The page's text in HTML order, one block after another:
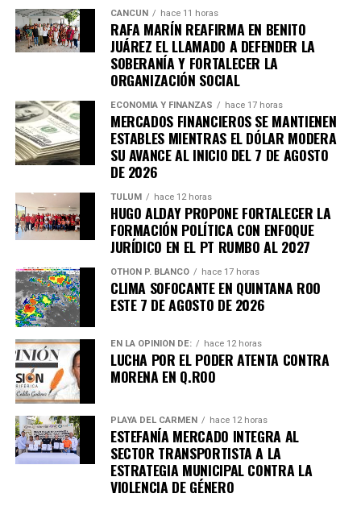
Protección Civil, Irma Ávila Méndez, indicó que el
documento cumple con la Ley General de Protección Civil
y se alinea al Atlas Nacional de Riesgos, fortaleciendo la
planeación territorial y la capacidad de respuesta ante
emergencias.
Especialistas detallaron que el Atlas integra cartografía
municipal, banco de datos para manejo de desastres,
sistemas de información geográfica, simulación en tiempo
real y herramientas de referencia para emergencias. En el
evento participaron autoridades municipales,
representantes institucionales y sociedad civil.
Fuente: 5to Poder Agencia de Noticias
CANCÚN hace 11 horas
RAFA MARÍN REAFIRMA EN BENITO
JUÁREZ EL LLAMADO A DEFENDER LA
SOBERANÍA Y FORTALECER LA
ORGANIZACIÓN SOCIAL
ECONOMÍA Y FINANZAS hace 17 horas
MERCADOS FINANCIEROS SE MANTIENEN
ESTABLES MIENTRAS EL DÓLAR MODERA
SU AVANCE AL INICIO DEL 7 DE AGOSTO
DE 2026
TULUM hace 12 horas
HUGO ALDAY PROPONE FORTALECER LA
FORMACIÓN POLÍTICA CON ENFOQUE
JURÍDICO EN EL PT RUMBO AL 2027
OTHON P. BLANCO hace 17 horas
CLIMA SOFOCANTE EN QUINTANA ROO
ESTE 7 DE AGOSTO DE 2026
EN LA OPINIÓN DE: hace 12 horas
LUCHA POR EL PODER ATENTA CONTRA
MORENA EN Q.ROO
PLAYA DEL CARMEN hace 12 horas
ESTEFANÍA MERCADO INTEGRA AL
SECTOR TRANSPORTISTA A LA
ESTRATEGIA MUNICIPAL CONTRA LA
VIOLENCIA DE GÉNERO